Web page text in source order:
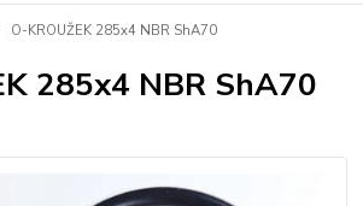
O-KROUŽEK 285x4 NBR ShA70
285x4 NBR ShA70